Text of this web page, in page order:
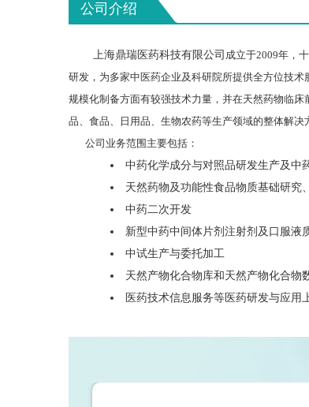
公司介绍
上海鼎瑞医药科技有限公司 成立于2009年，
研发，为多家中医药企业及科研院所提供全方位技术
规模化制备方面有较强技术力量，并在天然药物临
品、食品、日用品、生物农药等生产领域的整体解决
公司业务范围主要包括：
中药化学成分与对照品研发生产及中
天然药物及功能性食品物质基础研究
中药二次开发
新型中药中间体片剂注射剂及口服液
中试生产与委托加工
天然产物化合物库和天然产物化合物
医药技术信息服务等医药研发与应用